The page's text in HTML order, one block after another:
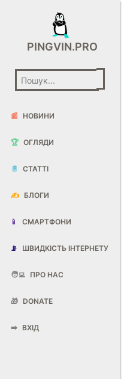
PINGVIN.PRO
📰 НОВИНИ
🏆 ОГЛЯДИ
📄 СТАТТІ
✍️ БЛОГИ
📱 СМАРТФОНИ
📡 ШВИДКІСТЬ ІНТЕРНЕТУ
🧑‍💻 ПРО НАС
🎁 DONATE
➡️ ВХІД